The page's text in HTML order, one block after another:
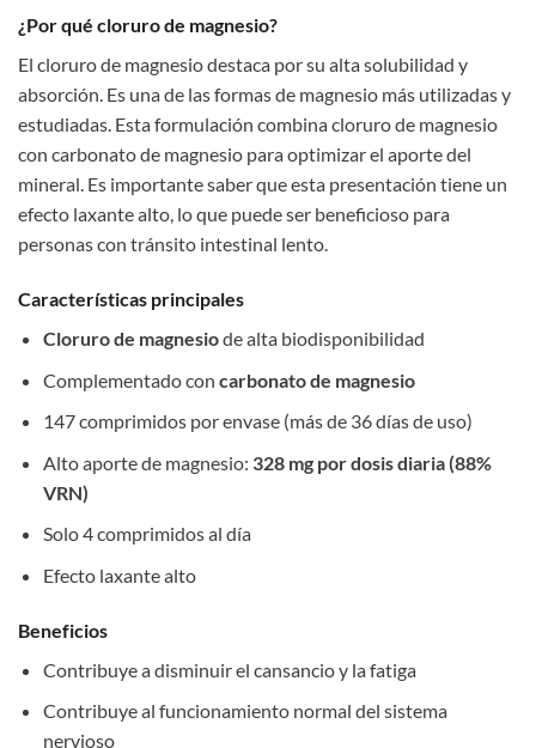
¿Por qué cloruro de magnesio?
El cloruro de magnesio destaca por su alta solubilidad y
absorción. Es una de las formas de magnesio más utilizadas y
estudiadas. Esta formulación combina cloruro de magnesio
con carbonato de magnesio para optimizar el aporte del
mineral. Es importante saber que esta presentación tiene un
efecto laxante alto, lo que puede ser beneficioso para
personas con tránsito intestinal lento.
Características principales
Cloruro de magnesiode alta biodisponibilidad
Complementado con carbonato de magnesio
147 comprimidos por envase (más de 36 días de uso)
Alto aporte de magnesio: 328 mg por dosis diaria (88%
VRN)
Solo 4 comprimidos al día
Efecto laxante alto
Beneficios
Contribuye a disminuir el cansancio y la fatiga
Contribuye al funcionamiento normal del sistema
nervioso